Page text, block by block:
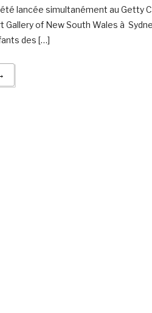
lancée simultanément au Getty
Gallery of New South Wales à
des […]